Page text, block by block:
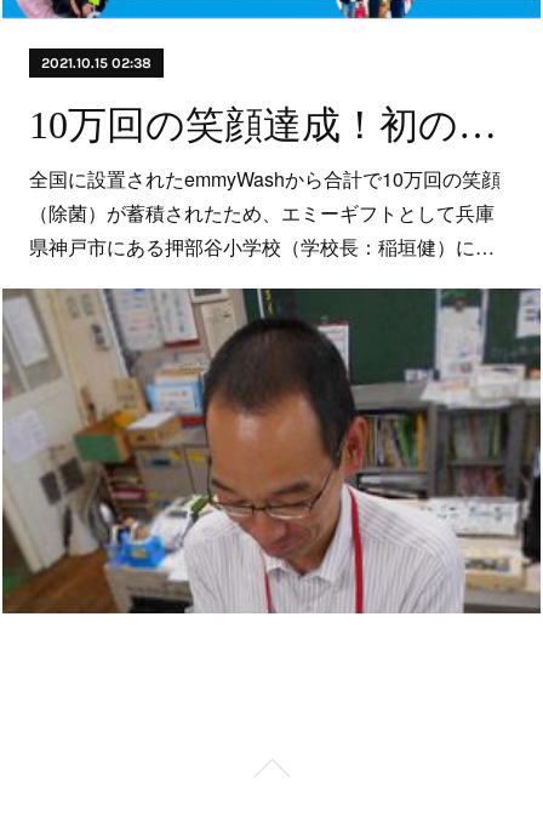
2021.10.15 02:38
10万回の笑顔達成！初のエミーギフトを贈呈
全国に設置されたemmyWashから合計で10万回の笑顔
（除菌）が蓄積されたため、エミーギフトとして兵庫
県神戸市にある押部谷小学校（学校長：稲垣健）に…